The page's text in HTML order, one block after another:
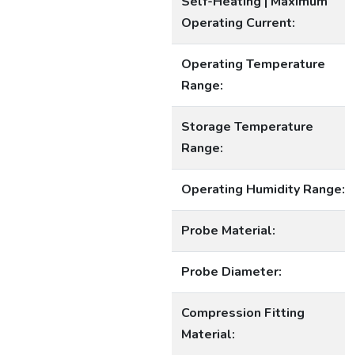
Operating Current:
Operating Temperature
Range:
Storage Temperature
Range:
Operating Humidity Range:
Probe Material:
Probe Diameter:
Compression Fitting
Material: